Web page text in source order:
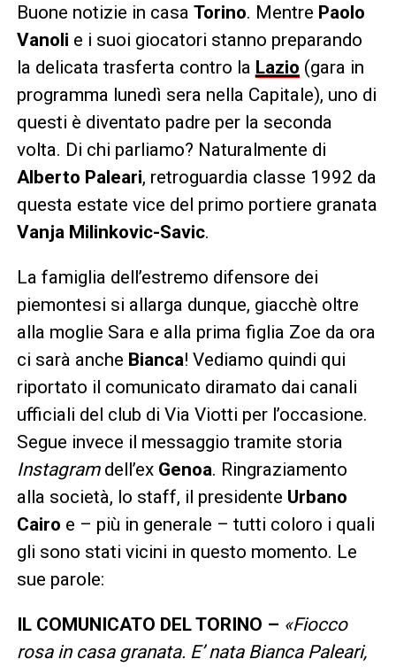
Buone notizie in casa Torino. Mentre Paolo
Vanoli e i suoi giocatori stanno preparando
la delicata trasferta contro la Lazio (gara in
programma lunedì sera nella Capitale), uno di
questi è diventato padre per la seconda
volta. Di chi parliamo? Naturalmente di
Alberto Paleari, retroguardia classe 1992 da
questa estate vice del primo portiere granata
Vanja Milinkovic-Savic.
La famiglia dell’estremo difensore dei
piemontesi si allarga dunque, giacchè oltre
alla moglie Sara e alla prima figlia Zoe da ora
ci sarà anche Bianca! Vediamo quindi qui
riportato il comunicato diramato dai canali
ufficiali del club di Via Viotti per l’occasione.
Segue invece il messaggio tramite storia
Instagram dell’ex Genoa. Ringraziamento
alla società, lo staff, il presidente Urbano
Cairo e – più in generale – tutti coloro i quali
gli sono stati vicini in questo momento. Le
sue parole:
IL COMUNICATO DEL TORINO – «Fiocco
rosa in casa granata. E’ nata Bianca Paleari,